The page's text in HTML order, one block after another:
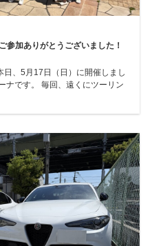
加ありがとうございました！
、5月17日（日）に開催しまし